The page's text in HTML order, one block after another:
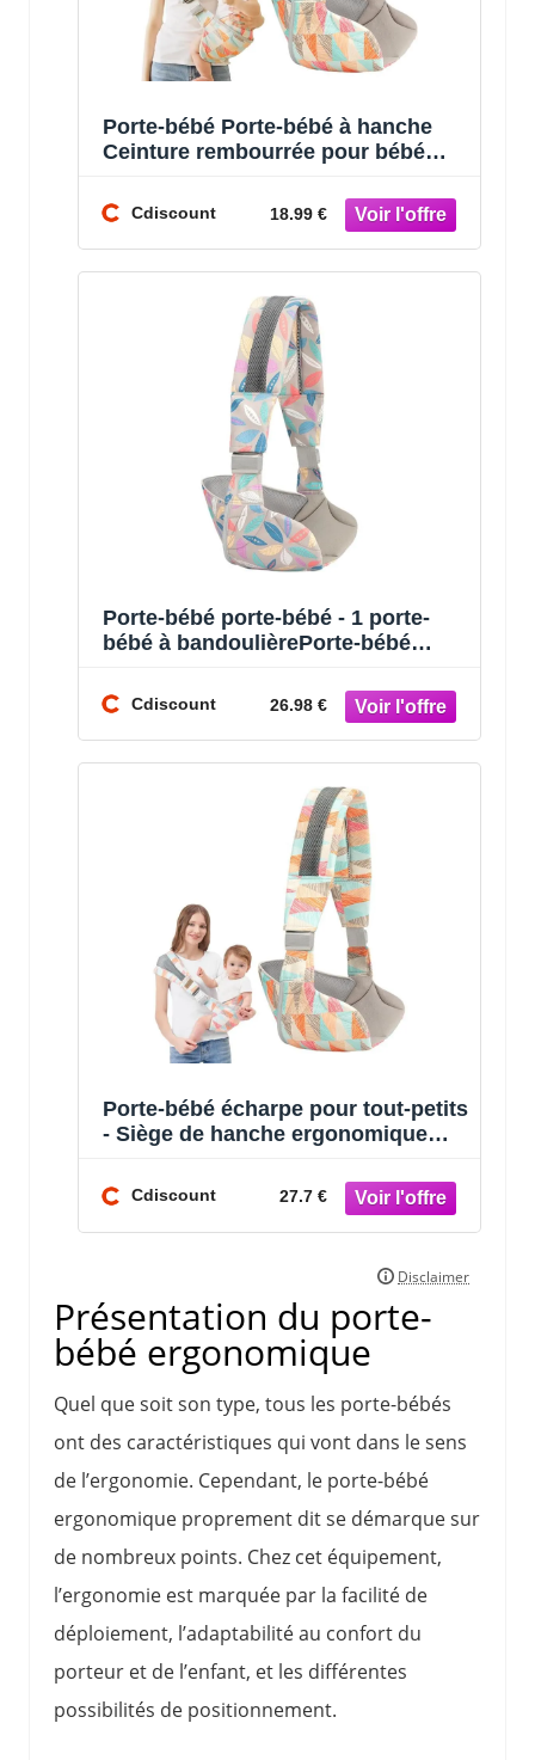
Porte-bébé Porte-bébé à hanche
Ceinture rembourrée pour bébé
ceinture
Cdiscount 18.99 €
Porte-bébé porte-bébé - 1 porte-
bébé à bandoulièrePorte-bébé
p
Cdiscount 26.98 €
Porte-bébé écharpe pour tout-petits
- Siège de hanche ergonomique
ergonomique
Cdiscount 27.7 €
Présentation du porte-
bébé ergonomique
Quel que soit son type, tous les porte-bébés
ont des caractéristiques qui vont dans le sens
de l’ergonomie. Cependant, le porte-bébé
ergonomique proprement dit se démarque sur
de nombreux points. Chez cet équipement,
l’ergonomie est marquée par la facilité de
déploiement, l’adaptabilité au confort du
porteur et de l’enfant, et les différentes
possibilités de positionnement.